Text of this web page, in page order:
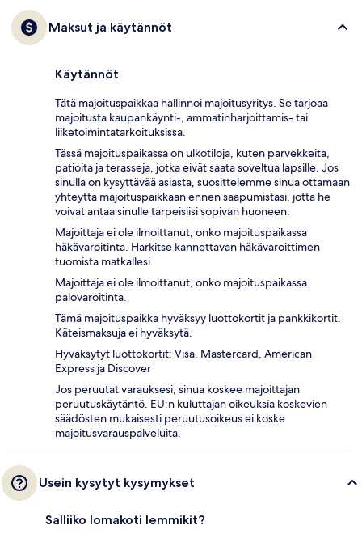
Maksut ja käytännöt
Käytännöt
Tätä majoituspaikkaa hallinnoi majoitusyritys. Se tarjoaa
majoitusta kaupankäynti-, ammatinharjoittamis- tai
liiketoimintatarkoituksissa.
Tässä majoituspaikassa on ulkotiloja, kuten parvekkeita,
patioita ja terasseja, jotka eivät saata soveltua lapsille. Jos
sinulla on kysyttävää asiasta, suosittelemme sinua ottamaan
yhteyttä majoituspaikkaan ennen saapumistasi, jotta he
voivat antaa sinulle tarpeisiisi sopivan huoneen.
Majoittaja ei ole ilmoittanut, onko majoituspaikassa
häkävaroitinta. Harkitse kannettavan häkävaroittimen
tuomista matkallesi.
Majoittaja ei ole ilmoittanut, onko majoituspaikassa
palovaroitinta.
Tämä majoituspaikka hyväksyy luottokortit ja pankkikortit.
Käteismaksuja ei hyväksytä.
Hyväksytyt luottokortit: Visa, Mastercard, American
Express ja Discover
Jos peruutat varauksesi, sinua koskee majoittajan
peruutuskäytäntö. EU:n kuluttajan oikeuksia koskevien
säädösten mukaisesti peruutusoikeus ei koske
majoitusvarauspalveluita.
Usein kysytyt kysymykset
Salliiko lomakoti lemmikit?